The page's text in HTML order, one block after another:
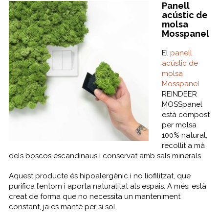
Panell
acústic de
molsa
Mosspanel
El panell
acústic de
molsa
Mosspanel
REINDEER
MOSSpanel
està compost
per molsa
100% natural,
recollit a mà
dels boscos escandinaus i conservat amb sals minerals.
Aquest producte és hipoalergènic i no liofilitzat, que
purifica l’entorn i aporta naturalitat als espais. ​A més, està
creat de forma que no necessita un manteniment
constant, ja es manté per si sol.